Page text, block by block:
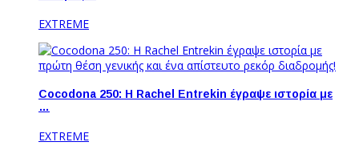
EXTREME
Cocodona 250: Η Rachel Entrekin έγραψε ιστορία με
…
EXTREME